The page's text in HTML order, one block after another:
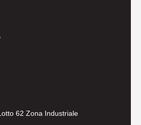
62 Zona Industriale